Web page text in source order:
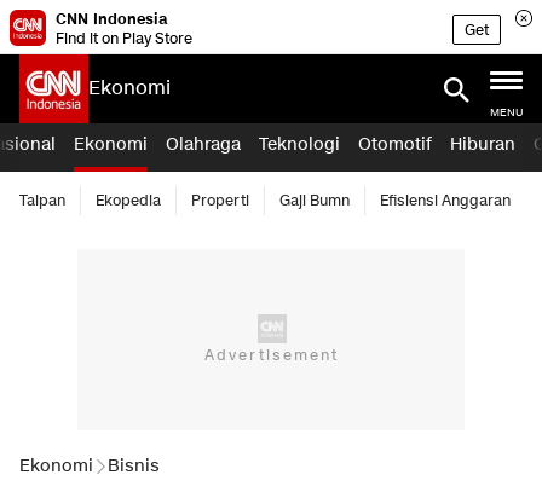
CNN Indonesia
Find it on Play Store
Get
Ekonomi
MENU
Ekonomi Olahraga Teknologi Otomotif Hiburan
Taipan Ekopedia Properti Gaji Bumn Efisiensi Anggaran
Ekonomi Bisnis